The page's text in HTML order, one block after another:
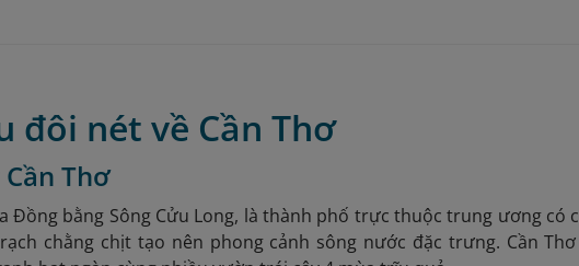
đôi nét về Cần Thơ
Thơ
Đồng bằng Sông Cửu Long, là thành phố trực thuộc trung ương có
chằng chịt tạo nên phong cảnh sông nước đặc trưng. Cần